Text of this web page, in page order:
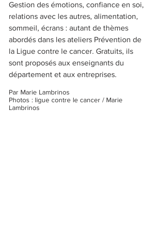
Gestion des émotions, confiance en soi,
relations avec les autres, alimentation,
sommeil, écrans : autant de thèmes
abordés dans les ateliers Prévention de
la Ligue contre le cancer. Gratuits, ils
sont proposés aux enseignants du
département et aux entreprises.
Par Marie Lambrinos
Photos : ligue contre le cancer / Marie
Lambrinos